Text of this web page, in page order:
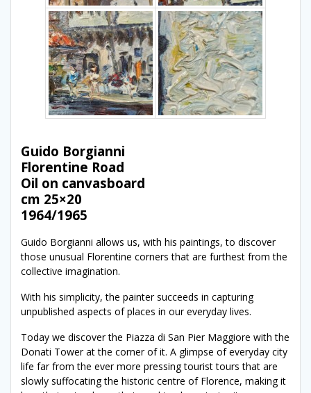
Guido Borgianni
Florentine Road
Oil on canvasboard
cm 25×20
1964/1965
Guido Borgianni allows us, with his paintings, to discover
those unusual Florentine corners that are furthest from the
collective imagination.
With his simplicity, the painter succeeds in capturing
unpublished aspects of places in our everyday lives.
Today we discover the Piazza di San Pier Maggiore with the
Donati Tower at the corner of it. A glimpse of everyday city
life far from the ever more pressing tourist tours that are
slowly suffocating the historic centre of Florence, making it